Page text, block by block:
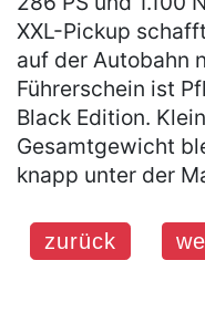
XXL-Pickup
auf der Autobahn
Führerschein ist
Black Edition.
Gesamtgewicht
knapp unter der
zurück